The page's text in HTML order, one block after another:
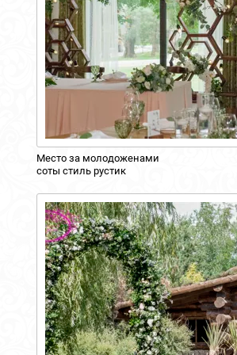
Место за молодоженами
соты стиль рустик